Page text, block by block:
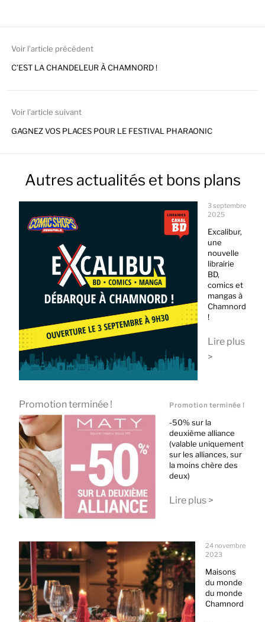
Voir l'article précédent
C’EST LA CHANDELEUR À CHAMNORD !
Voir l'article suivant
GAGNEZ VOS PLACES POUR LE FESTIVAL PHARAONIC
Autres actualités et bons plans
3 septembre
2025
Excalibur,
une
nouvelle
librairie
BD,
comics et
mangas à
Chamnord
!
Lire plus
>
Promotion terminée ! Promotion terminée !
-50% sur la
deuxième alliance
(valable uniquement
sur les alliances, sur
la moins chère des
deux)
Lire plus >
24 novembre
2023
Maisons
du monde
du monde
Chamnord